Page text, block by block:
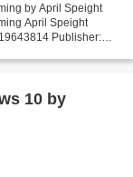
by April Speight
April Speight
Publisher:
10 by